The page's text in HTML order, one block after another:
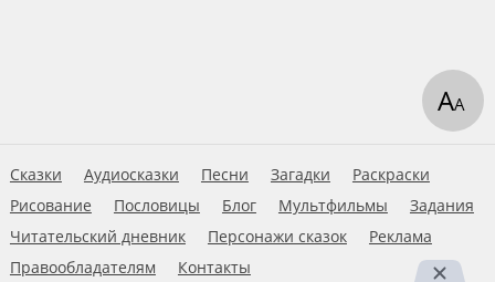
Сказки Аудиосказки Песни Загадки
Раскраски
Рисование
Пословицы Блог Мультфильмы
Задания
Читательский дневник
Персонажи сказок
Реклама
Правообладателям
Контакты
АА